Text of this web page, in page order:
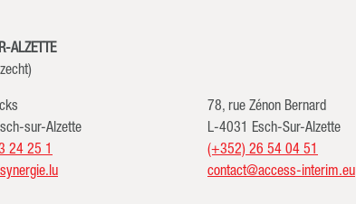
ALZETTE
sur-Alzette
24 25 1
78, rue Zénon Bernard
L-4031 Esch-Sur-Alzette
(+352) 26 54 04 51
contact@access-interim.eu